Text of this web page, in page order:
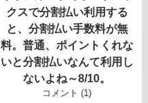
クスで分割払い利用する
と、分割払い手数料が無
料。普通、ポイントくれな
いと分割払いなんて利用し
ないよね～8/10。
コメント (1)